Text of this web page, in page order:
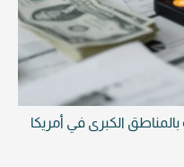
الكبرى في أمريكا